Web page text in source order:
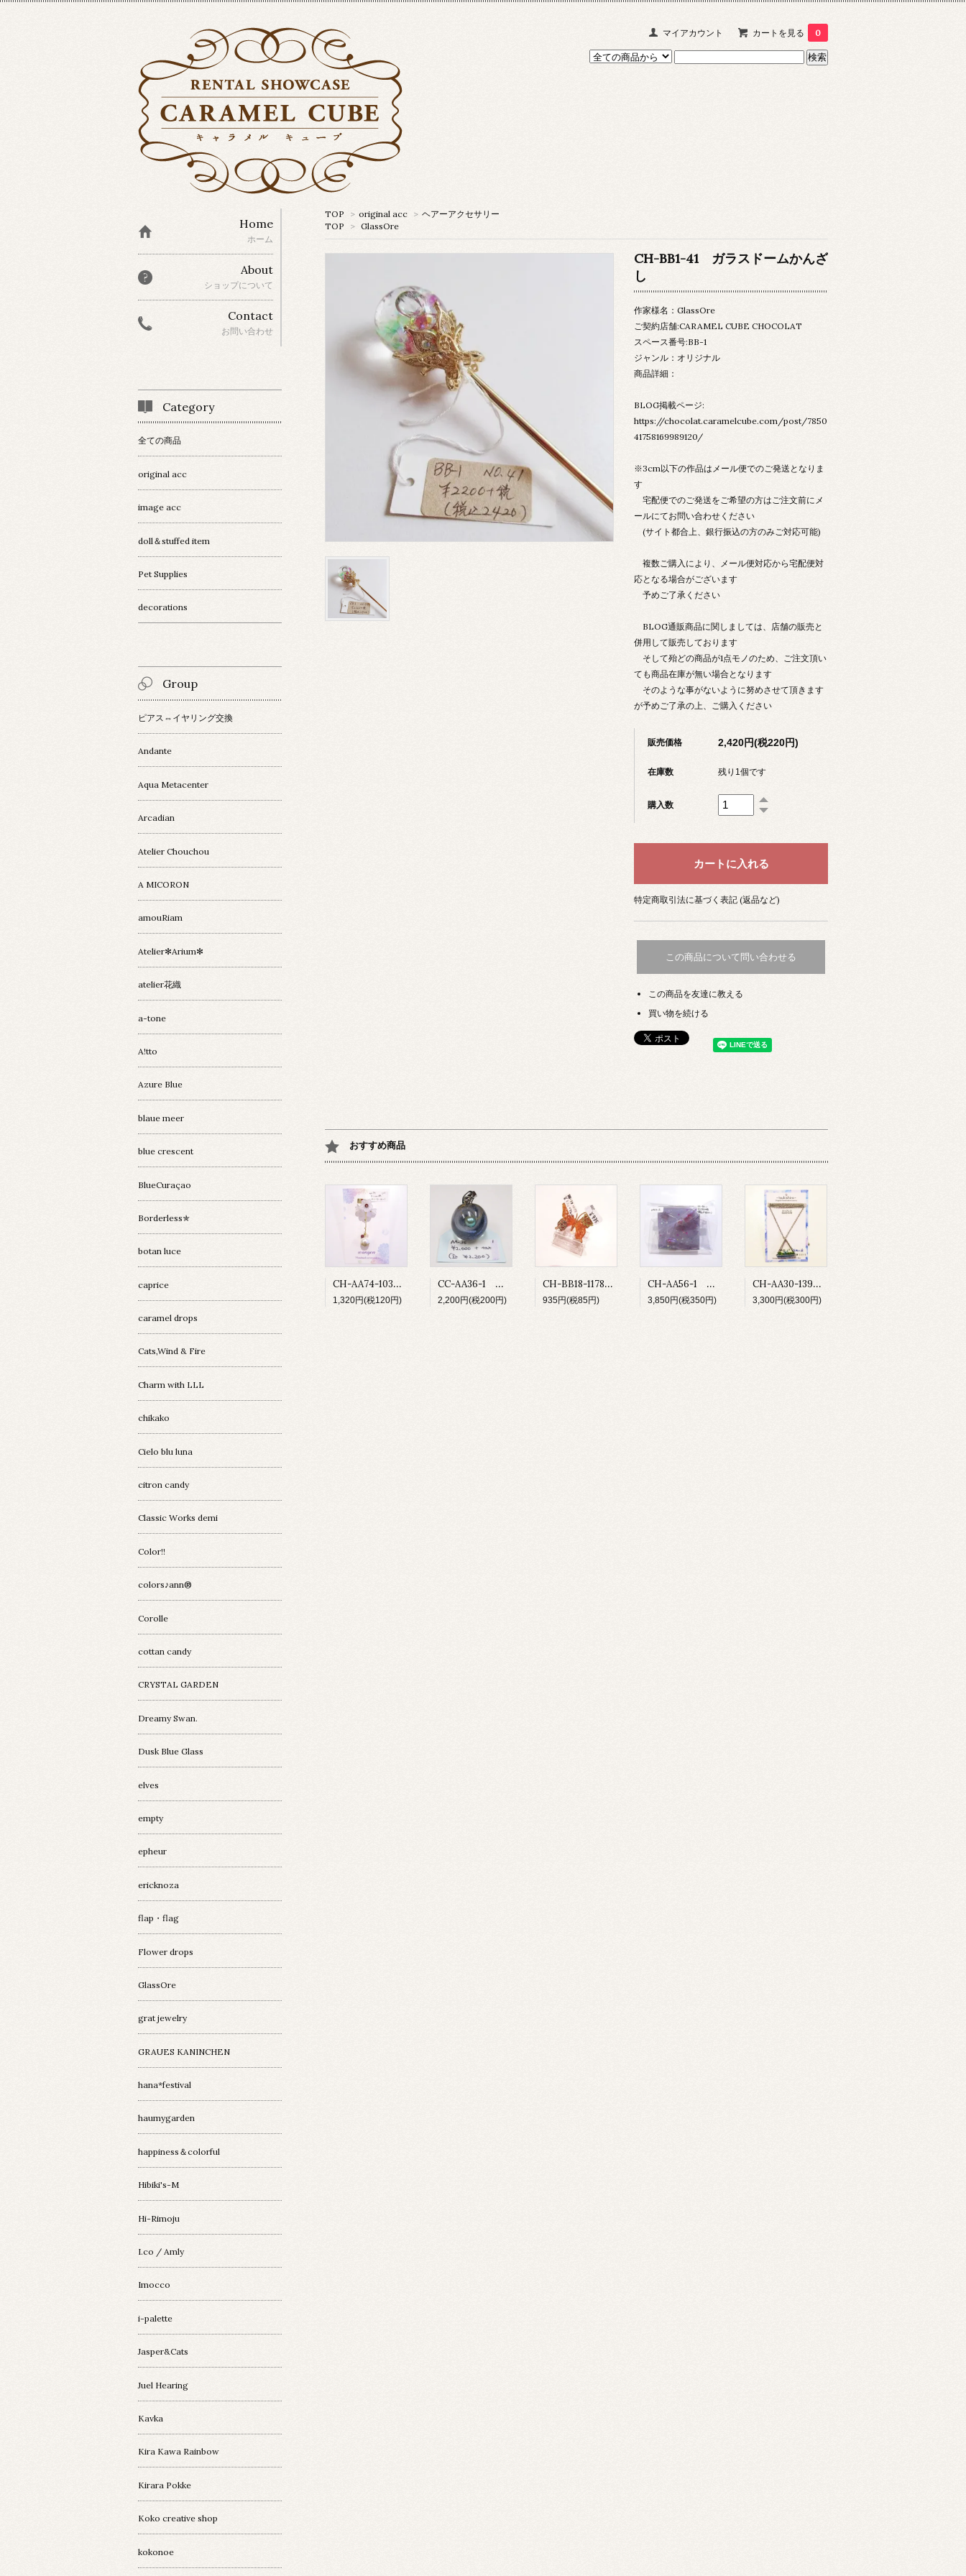
マイアカウント カートを見る 0
TOP > original acc > ヘアーアクセサリー
TOP
> GlassOre
CH-BB1-41 ガラスドームかんざ
し
作家様名：GlassOre
ご契約店舗:CARAMEL CUBE CHOCOLAT
スペース番号:BB-1
ジャンル：オリジナル
商品詳細：
BLOG掲載ページ:
https://chocolat.caramelcube.com/post/7850
41758169989120/
※3cm以下の作品はメール便でのご発送となりま
す
宅配便でのご発送をご希望の方はご注文前にメ
ールにてお問い合わせください
(サイト都合上、銀行振込の方のみご対応可能)
複数ご購入により、メール便対応から宅配便対
応となる場合がございます
予めご了承ください
BLOG通販商品に関しましては、店舗の販売と
併用して販売しております
そして殆どの商品が1点モノのため、ご注文頂い
ても商品在庫が無い場合となります
そのような事がないように努めさせて頂きます
が予めご了承の上、ご購入ください
販売価格 2,420円(税220円)
在庫数 残り1個です
購入数
特定商取引法に基づく表記 (返品など)
この商品について問い合わせる
この商品を友達に教える
買い物を続ける
おすすめ商品
CH-AA74-103 ベルフラワー
1,320円(税120円)
CC-AA36-1 宇宙玉ペンダントトップ
2,200円(税200円)
CH-BB18-1178 ゆびわ
935円(税85円)
CH-AA56-1 お薬付ピルケース
3,850円(税350円)
CH-AA30-139 鉱物の庭 ネックレス
3,300円(税300円)
Home
ホーム
About
ショップについて
Contact
お問い合わせ
Category
全ての商品
original acc
image acc
doll＆stuffed item
Pet Supplies
decorations
Group
ピアス⇔イヤリング交換
Andante
Aqua Metacenter
Arcadian
Atelier Chouchou
A MICORON
amouRiam
Atelier✻Arium✻
atelier花織
a-tone
A!tto
Azure Blue
blaue meer
blue crescent
BlueCuraçao
Borderless✯
botan luce
caprice
caramel drops
Cats,Wind & Fire
Charm with LLL
chikako
Cielo blu luna
citron candy
Classic Works demi
Color!!
colors♪ann®︎
Corolle
cottan candy
CRYSTAL GARDEN
Dreamy Swan.
Dusk Blue Glass
elves
empty
epheur
ericknoza
flap・flag
Flower drops
GlassOre
grat jewelry
GRAUES KANINCHEN
hana*festival
haumygarden
happiness＆colorful
Hibiki's-M
Hi-Rimoju
I.co / Amly
Imocco
i-palette
Jasper&Cats
Juel Hearing
Kavka
Kira Kawa Rainbow
Kirara Pokke
Koko creative shop
kokonoe